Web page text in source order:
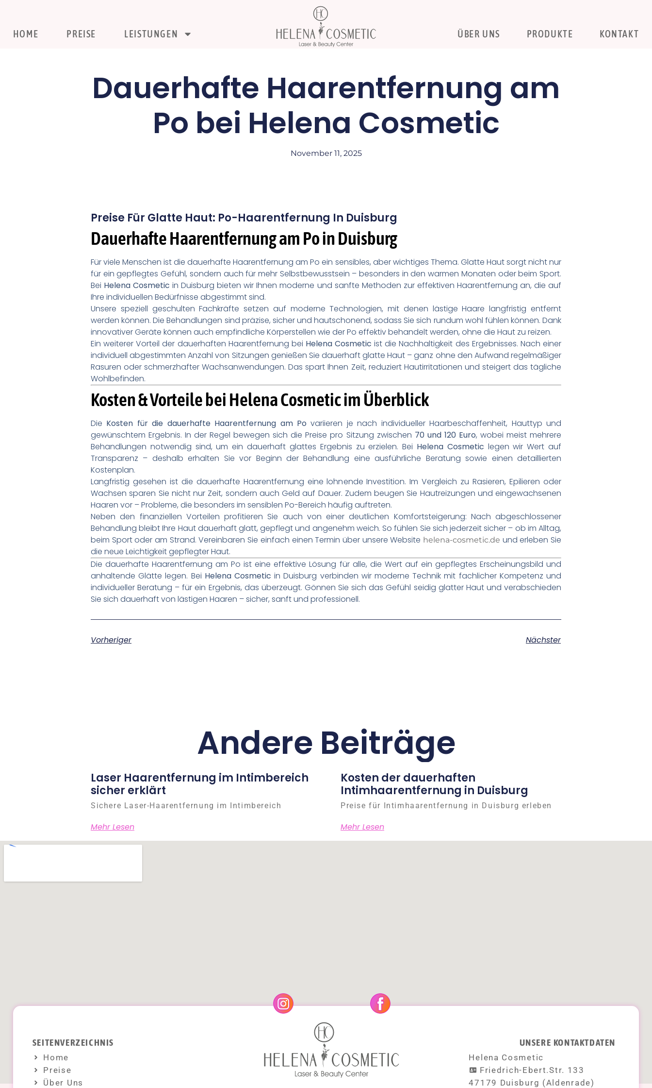
HOME PREISE LEISTUNGEN KONTAKT
PRODUKTE
ÜBER UNS
Dauerhafte Haarentfernung am
Po bei Helena Cosmetic
November 11, 2025
Preise Für Glatte Haut: Po-Haarentfernung In Duisburg
Dauerhafte Haarentfernung am Po in Duisburg
Für viele Menschen ist die dauerhafte Haarentfernung am Po ein sensibles, aber wichtiges Thema. Glatte Haut sorgt nicht nur
für ein gepflegtes Gefühl, sondern auch für mehr Selbstbewusstsein – besonders in den warmen Monaten oder beim Sport.
Bei Helena Cosmetic in Duisburg bieten wir Ihnen moderne und sanfte Methoden zur effektiven Haarentfernung an, die auf
Ihre individuellen Bedürfnisse abgestimmt sind.
Unsere speziell geschulten Fachkräfte setzen auf moderne Technologien, mit denen lästige Haare langfristig entfernt
werden können. Die Behandlungen sind präzise, sicher und hautschonend, sodass Sie sich rundum wohl fühlen können. Dank
innovativer Geräte können auch empfindliche Körperstellen wie der Po effektiv behandelt werden, ohne die Haut zu reizen.
Ein weiterer Vorteil der dauerhaften Haarentfernung bei Helena Cosmetic ist die Nachhaltigkeit des Ergebnisses. Nach einer
individuell abgestimmten Anzahl von Sitzungen genießen Sie dauerhaft glatte Haut – ganz ohne den Aufwand regelmäßiger
Rasuren oder schmerzhafter Wachsanwendungen. Das spart Ihnen Zeit, reduziert Hautirritationen und steigert das tägliche
Wohlbefinden.
Kosten & Vorteile bei Helena Cosmetic im Überblick
Die Kosten für die dauerhafte Haarentfernung am Po variieren je nach individueller Haarbeschaffenheit, Hauttyp und
gewünschtem Ergebnis. In der Regel bewegen sich die Preise pro Sitzung zwischen 70 und 120 Euro, wobei meist mehrere
Behandlungen notwendig sind, um ein dauerhaft glattes Ergebnis zu erzielen. Bei Helena Cosmetic legen wir Wert auf
Transparenz – deshalb erhalten Sie vor Beginn der Behandlung eine ausführliche Beratung sowie einen detaillierten
Kostenplan.
Langfristig gesehen ist die dauerhafte Haarentfernung eine lohnende Investition. Im Vergleich zu Rasieren, Epilieren oder
Wachsen sparen Sie nicht nur Zeit, sondern auch Geld auf Dauer. Zudem beugen Sie Hautreizungen und eingewachsenen
Haaren vor – Probleme, die besonders im sensiblen Po-Bereich häufig auftreten.
Neben den finanziellen Vorteilen profitieren Sie auch von einer deutlichen Komfortsteigerung: Nach abgeschlossener
Behandlung bleibt Ihre Haut dauerhaft glatt, gepflegt und angenehm weich. So fühlen Sie sich jederzeit sicher – ob im Alltag,
beim Sport oder am Strand. Vereinbaren Sie einfach einen Termin über unsere Website helena-cosmetic.de und erleben Sie
die neue Leichtigkeit gepflegter Haut.
Die dauerhafte Haarentfernung am Po ist eine effektive Lösung für alle, die Wert auf ein gepflegtes Erscheinungsbild und
anhaltende Glätte legen. Bei Helena Cosmetic in Duisburg verbinden wir moderne Technik mit fachlicher Kompetenz und
individueller Beratung – für ein Ergebnis, das überzeugt. Gönnen Sie sich das Gefühl seidig glatter Haut und verabschieden
Sie sich dauerhaft von lästigen Haaren – sicher, sanft und professionell.
Vorheriger Nächster
Andere Beiträge
Laser Haarentfernung im Intimbereich
sicher erklärt
Sichere Laser-Haarentfernung im Intimbereich
Mehr Lesen
Kosten der dauerhaften
Intimhaarentfernung in Duisburg
Preise für Intimhaarentfernung in Duisburg erleben
Mehr Lesen
SEITENVERZEICHNIS
Home
Preise
Über Uns
UNSERE KONTAKTDATEN
Helena Cosmetic
Friedrich-Ebert.Str. 133
47179 Duisburg (Aldenrade)